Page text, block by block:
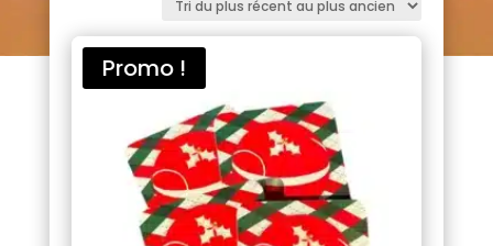
plus
récent
ancien
Promo !